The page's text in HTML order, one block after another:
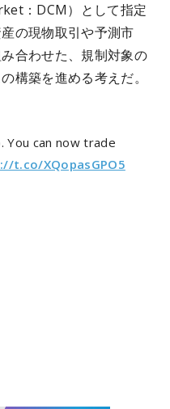
：DCM）として指定
の現物取引や予測市
合わせた、規制対象の
構築を進める考えだ。
You can now trade
t.co/XQopasGPO5